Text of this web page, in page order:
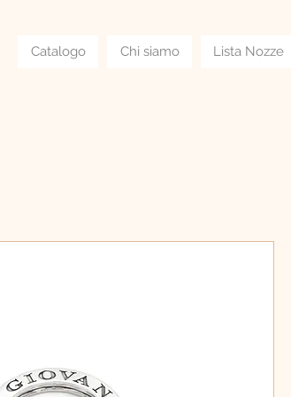
Catalogo Chi siamo Lista Nozze